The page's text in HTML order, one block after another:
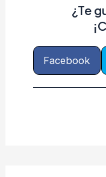
¿Te
Facebook